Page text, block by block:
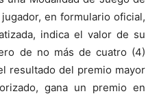
en formulario oficial,
indica el valor de su
de no más de cuatro (4)
resultado del premio mayor
gana un premio en